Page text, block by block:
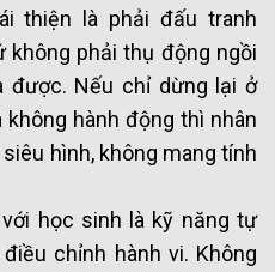
thiện là phải đấu tranh
không phải thụ động ngồi
được. Nếu chỉ dừng lại ở
hành động thì nhân
hình, không mang tính
học sinh là kỹ năng tự
chỉnh hành vi. Không